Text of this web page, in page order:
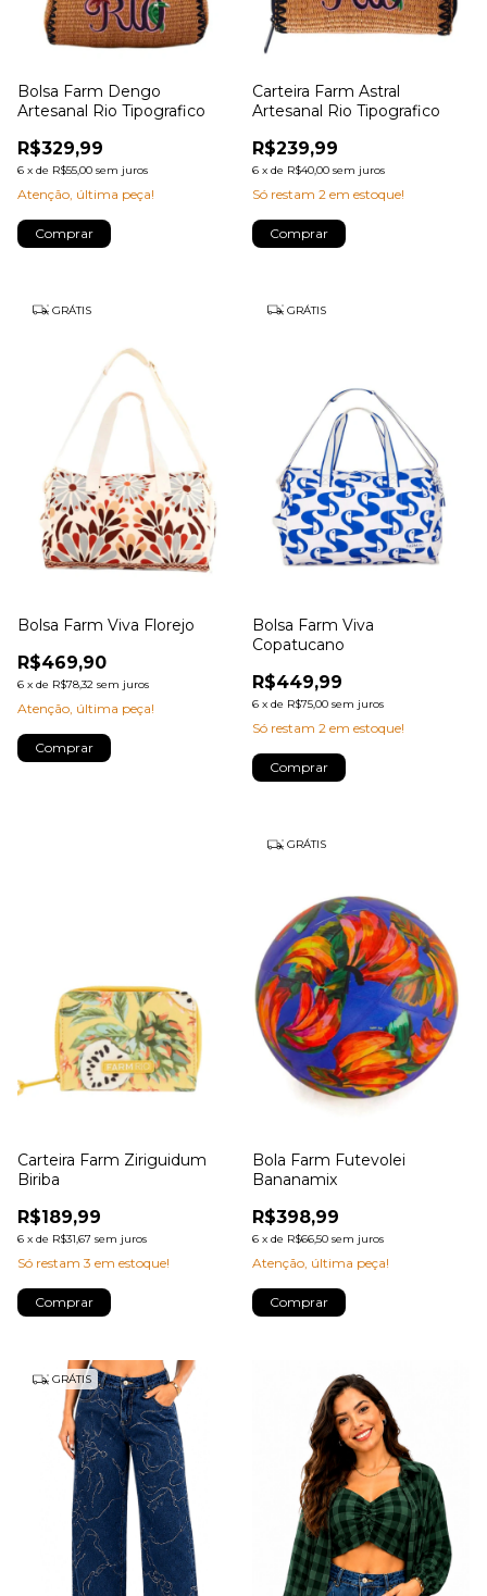
Bolsa Farm Dengo
Artesanal Rio Tipografico
R$329,99
6 x de R$55,00 sem juros
Atenção, última peça!
Carteira Farm Astral
Artesanal Rio Tipografico
R$239,99
6 x de R$40,00 sem juros
Só restam 2 em estoque!
GRÁTIS
Bolsa Farm Viva Florejo
R$469,90
6 x de R$78,32 sem juros
Atenção, última peça!
Comprar
GRÁTIS
Bolsa Farm Viva
Copatucano
R$449,99
6 x de R$75,00 sem juros
Só restam 2 em estoque!
Carteira Farm Ziriguidum
Biriba
R$189,99
6 x de R$31,67 sem juros
Só restam 3 em estoque!
GRÁTIS
Bola Farm Futevolei
Bananamix
R$398,99
6 x de R$66,50 sem juros
Atenção, última peça!
GRÁTIS